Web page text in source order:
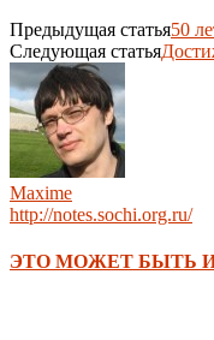
Предыдущая статья50
Следующая статья
Maxime
http://notes.sochi.org.ru/
ЭТО МОЖЕТ БЫТЬ